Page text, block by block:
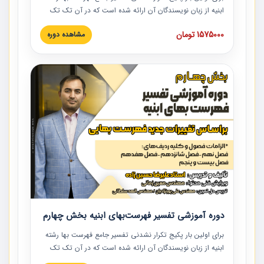
ابنیه از زبان نویسندگان آن ارائه شده است که در آن تک تک
ردیف ها و مطالب فهرست بها تفسیر و ارائه شده است. این
دوره به صورت کامل تصویری بوده و به همراه تصاویر عملیات
دوره با کلام مهندس علیرضاحسین‌زاده مدیر پروژه مهندسی
مشاور در امر بازنگری فهرست بها رشته ابنیه ارائه شده و به تمام
همکارانی که در حوزه صنعت ساخت در حال فعالیت هستند حتما
توصیه می کنیم از مطالب این دوره استفاده نمایند.
1575000 تومان مشاهده دوره
دوره آموزشی تفسیر فهرست‌بهای ابنیه بخش چهارم
برای اولین بار پکیج تکرار نشدنی تفسیر جامع فهرست بها رشته
ابنیه از زبان نویسندگان آن ارائه شده است که در آن تک تک
ردیف ها و مطالب فهرست بها تفسیر و ارائه شده است. این